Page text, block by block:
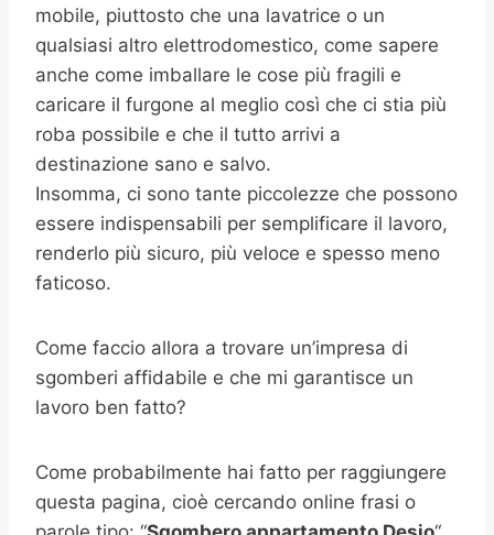
mobile, piuttosto che una lavatrice o un
qualsiasi altro elettrodomestico, come sapere
anche come imballare le cose più fragili e
caricare il furgone al meglio così che ci stia più
roba possibile e che il tutto arrivi a
destinazione sano e salvo.
Insomma, ci sono tante piccolezze che possono
essere indispensabili per semplificare il lavoro,
renderlo più sicuro, più veloce e spesso meno
faticoso.
Come faccio allora a trovare un’impresa di
sgomberi affidabile e che mi garantisce un
lavoro ben fatto?
Come probabilmente hai fatto per raggiungere
questa pagina, cioè cercando online frasi o